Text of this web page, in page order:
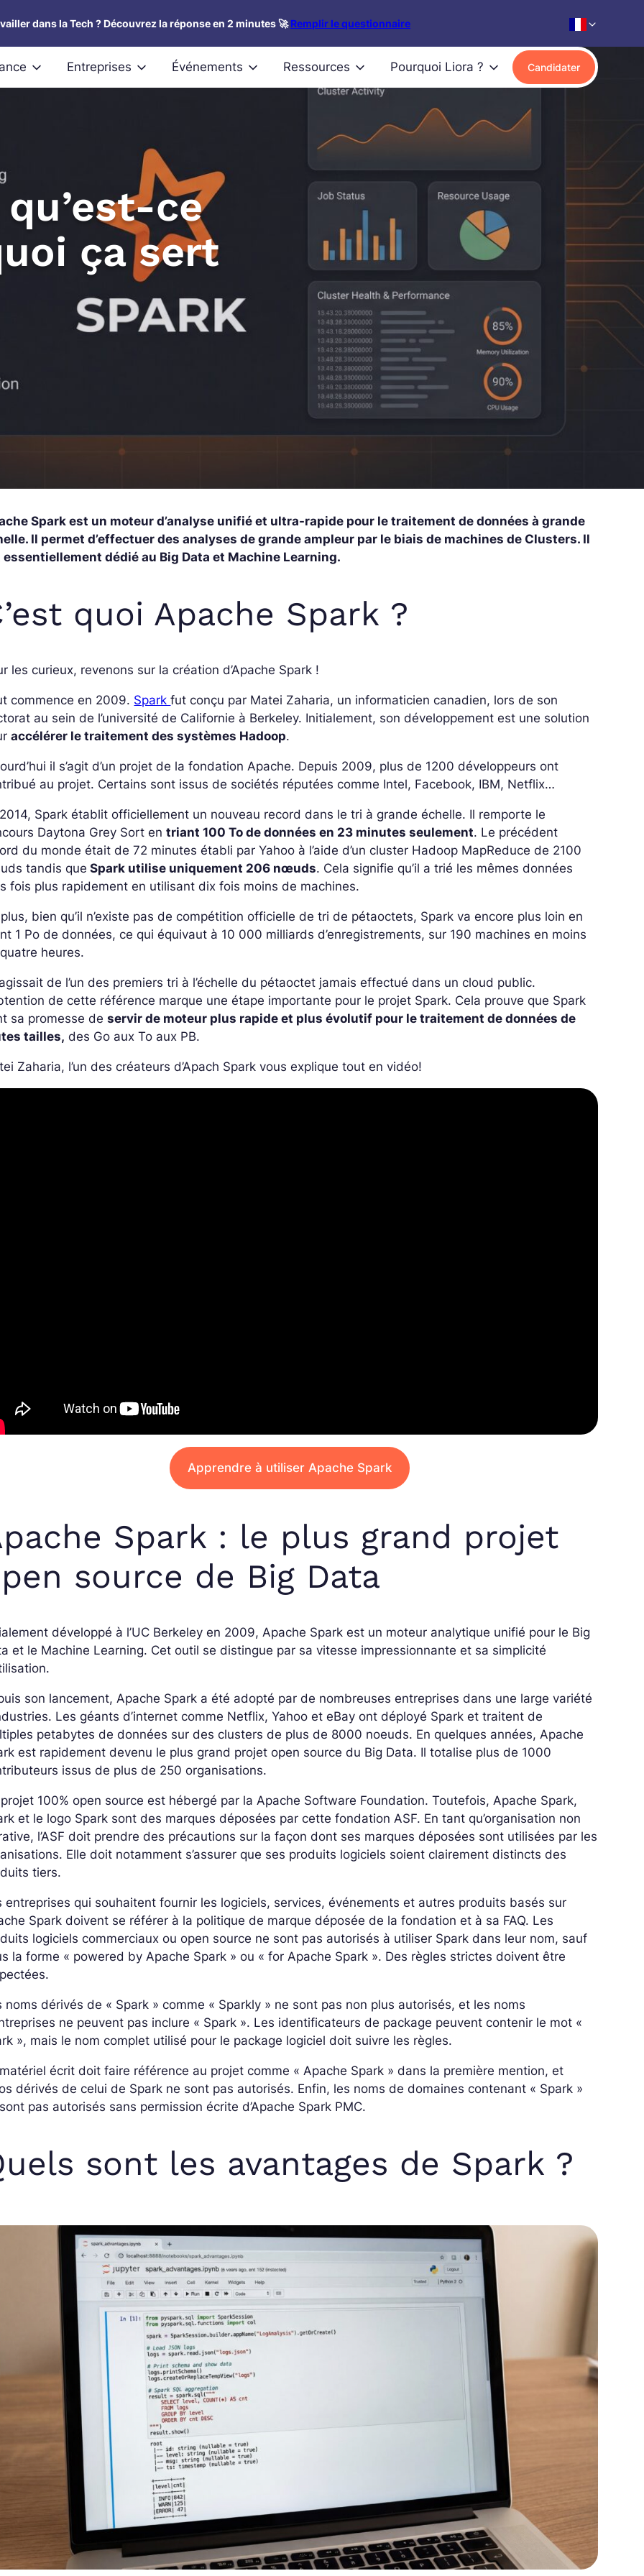
dans la Tech ? Découvrez la réponse en 2 minutes 🚀Remplir le questionnaire
Entreprises Événements Ressources Pourquoi Liora ? Candidater
ce
ça sert
Spark est un moteur d’analyse unifié et ultra-rapide pour le traitement de données à grande
Il permet d’effectuer des analyses de grande ampleur par le biais de machines de Clusters. Il
essentiellement dédié au Big Data et Machine Learning.
quoi Apache Spark ?
les curieux, revenons sur la création d’Apache Spark !
commence en 2009. Sparkfut conçu par Matei Zaharia, un informaticien canadien, lors de son
au sein de l’université de Californie à Berkeley. Initialement, son développement est une solution
accélérer le traitement des systèmes Hadoop.
il s’agit d’un projet de la fondation Apache. Depuis 2009, plus de 1200 développeurs ont
au projet. Certains sont issus de sociétés réputées comme Intel, Facebook, IBM, Netflix…
Spark établit officiellement un nouveau record dans le tri à grande échelle. Il remporte le
Daytona Grey Sort entriant 100 To de données en 23 minutes seulement. Le précédent
du monde était de 72 minutes établi par Yahoo à l’aide d’un cluster Hadoop MapReduce de 2100
tandis que Spark utilise uniquement 206 nœuds. Cela signifie qu’il a trié les mêmes données
fois plus rapidement en utilisant dix fois moins de machines.
bien qu’il n’existe pas de compétition officielle de tri de pétaoctets, Spark va encore plus loin en
1 Po de données, ce qui équivaut à 10 000 milliards d’enregistrements, sur 190 machines en moins
heures.
de l’un des premiers tri à l’échelle du pétaoctet jamais effectué dans un cloud public.
de cette référence marque une étape importante pour le projet Spark. Cela prouve que Spark
sa promesse deservir de moteur plus rapide et plus évolutif pour le traitement de données de
tailles, des Go aux To aux PB.
Zaharia, l’un des créateurs d’Apach Spark vous explique tout en vidéo!
Apprendre à utiliser Apache Spark
Spark : le plus grand projet
source de Big Data
développé à l’UC Berkeley en 2009, Apache Spark est un moteur analytique unifié pour le Big
et le Machine Learning. Cet outil se distingue par sa vitesse impressionnante et sa simplicité
son lancement, Apache Spark a été adopté par de nombreuses entreprises dans une large variété
Les géants d’internet comme Netflix, Yahoo et eBay ont déployé Spark et traitent de
petabytes de données sur des clusters de plus de 8000 noeuds. En quelques années, Apache
est rapidement devenu le plus grand projet open source du Big Data. Il totalise plus de 1000
issus de plus de 250 organisations.
100% open source est hébergé par la Apache Software Foundation. Toutefois, Apache Spark,
et le logo Spark sont des marques déposées par cette fondation ASF. En tant qu’organisation non
l’ASF doit prendre des précautions sur la façon dont ses marques déposées sont utilisées par les
Elle doit notamment s’assurer que ses produits logiciels soient clairement distincts des
tiers.
entreprises qui souhaitent fournir les logiciels, services, événements et autres produits basés sur
Spark doivent se référer à la politique de marque déposée de la fondation et à sa FAQ. Les
logiciels commerciaux ou open source ne sont pas autorisés à utiliser Spark dans leur nom, sauf
la forme « powered by Apache Spark » ou « for Apache Spark ». Des règles strictes doivent être
noms dérivés de « Spark » comme « Sparkly » ne sont pas non plus autorisés, et les noms
ne peuvent pas inclure « Spark ». Les identificateurs de package peuvent contenir le mot «
», mais le nom complet utilisé pour le package logiciel doit suivre les règles.
écrit doit faire référence au projet comme « Apache Spark » dans la première mention, et
dérivés de celui de Spark ne sont pas autorisés. Enfin, les noms de domaines contenant « Spark »
pas autorisés sans permission écrite d’Apache Spark PMC.
sont les avantages de Spark ?